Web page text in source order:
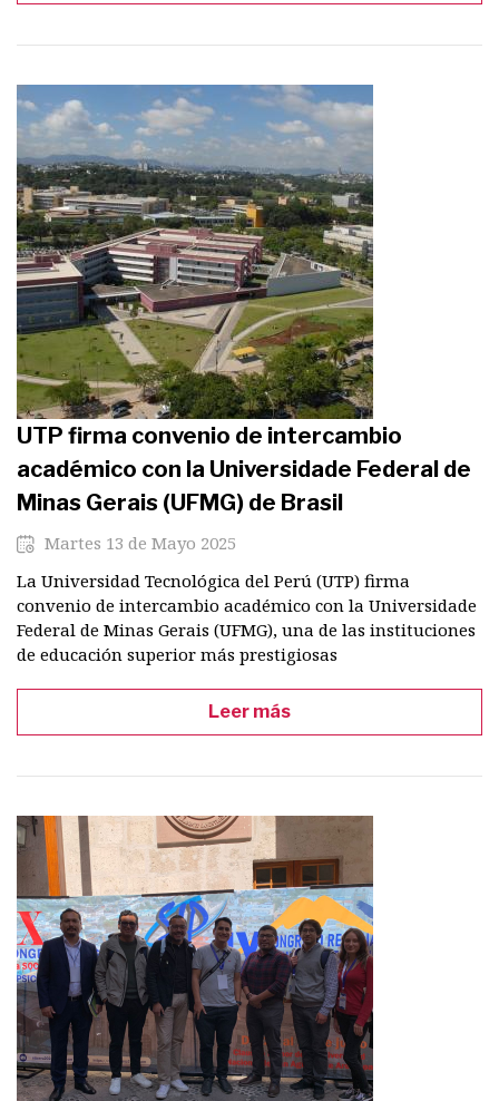
UTP firma convenio de intercambio
académico con la Universidade Federal de
Minas Gerais (UFMG) de Brasil
Martes 13 de Mayo 2025
La Universidad Tecnológica del Perú (UTP) firma
convenio de intercambio académico con la Universidade
Federal de Minas Gerais (UFMG), una de las instituciones
de educación superior más prestigiosas
Leer más